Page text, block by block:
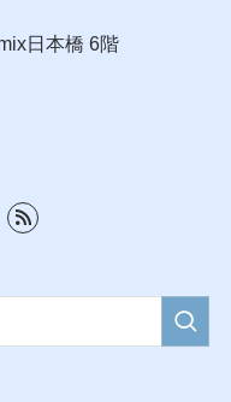
日本橋 6階